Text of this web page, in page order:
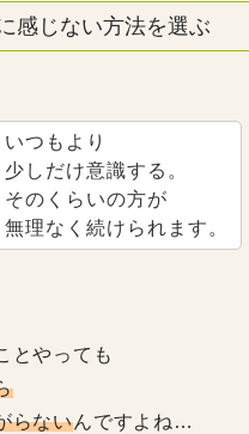
感じない方法を選ぶ
いつもより
少しだけ意識する。
そのくらいの方が
無理なく続けられます。
とやっても
らないんですよね…